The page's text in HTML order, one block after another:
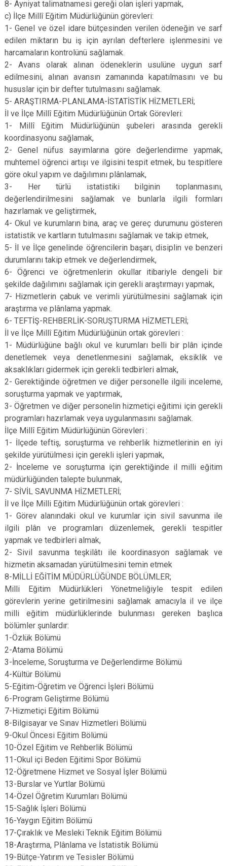
8- Ayniyat talimatnamesi gereği olan işleri yapmak,
c) İlçe Millî Eğitim Müdürlüğünün görevleri:
1- Genel ve özel idare bütçesinden verilen ödeneğin ve sarf
edilen miktarın bu iş için ayrılan defterlere işlenmesini ve
harcamaların kontrolünü sağlamak.
2- Avans olarak alınan ödeneklerin usulüne uygun sarf
edilmesini, alınan avansın zamanında kapatılmasını ve bu
hususlar için bir defter tutulmasını sağlamak.
5- ARAŞTIRMA-PLANLAMA-İSTATİSTİK HİZMETLERİ;
İl ve İlçe Millî Eğitim Müdürlüğünün Ortak Görevleri:
1- Millî Eğitim Müdürlüğünün şubeleri arasında gerekli
koordinasyonu sağlamak,
2- Genel nüfus sayımlarına göre değerlendirme yapmak,
muhtemel öğrenci artışı ve ilgisini tespit etmek, bu tespitlere
göre okul yapım ve dağılımını plânlamak,
3- Her türlü istatistiki bilginin toplanmasını,
değerlendirilmesini sağlamak ve bunlarla ilgili formları
hazırlamak ve geliştirmek,
4- Okul ve kurumların bina, araç ve gereç durumunu gösteren
istatistik ve kartların tutulmasını sağlamak ve takip etmek,
5- İl ve İlçe genelinde öğrencilerin başarı, disiplin ve benzeri
durumlarını takip etmek ve değerlendirmek,
6- Öğrenci ve öğretmenlerin okullar itibariyle dengeli bir
şekilde dağılımını sağlamak için gerekli araştırmayı yapmak,
7- Hizmetlerin çabuk ve verimli yürütülmesini sağlamak için
araştırma ve plânlama yapmak.
6- TEFTİŞ-REHBERLİK-SORUŞTURMA HİZMETLERİ;
İl ve İlçe Millî Eğitim Müdürlüğünün ortak görevleri :
1- Müdürlüğüne bağlı okul ve kurumları belli bir plân içinde
denetlemek veya denetlenmesini sağlamak, eksiklik ve
aksaklıkları gidermek için gerekli tedbirleri almak,
2- Gerektiğinde öğretmen ve diğer personelle ilgili inceleme,
soruşturma yapmak ve yaptırmak,
3- Öğretmen ve diğer personelin hizmetiçi eğitimi için gerekli
programları hazırlamak veya uygulanmasını sağlamak.
İlçe Millî Eğitim Müdürlüğünün Görevleri :
1- İlçede teftiş, soruşturma ve rehberlik hizmetlerinin en iyi
şekilde yürütülmesi için gerekli işleri yapmak,
2- İnceleme ve soruşturma için gerektiğinde il milli eğitim
müdürlüğünden talepte bulunmak,
7- SİVİL SAVUNMA HİZMETLERİ;
İl ve İlçe Milli Eğitim Müdürlüğünün ortak görevleri :
1- Görev alanındaki okul ve kurumlar için sivil savunma ile
ilgili plân ve programları düzenlemek, gerekli tespitler
yapmak ve tedbirleri almak,
2- Sivil savunma teşkilâtı ile koordinasyon sağlamak ve
hizmetin aksamadan yürütülmesini temin etmek
8-MİLLİ EĞİTİM MÜDÜRLÜĞÜNDE BÖLÜMLER;
Milli Eğitim Müdürlükleri Yönetmeliğiyle tespit edilen
görevlerin yerine getirilmesini sağlamak amacıyla il ve ilçe
milli eğitim müdürlüklerinde bulunması gereken başlıca
bölümler şunlardır:
1-Özlük Bölümü
2-Atama Bölümü
3-İnceleme, Soruşturma ve Değerlendirme Bölümü
4-Kültür Bölümü
5-Eğitim-Öğretim ve Öğrenci İşleri Bölümü
6-Program Geliştirme Bölümü
7-Hizmetiçi Eğitim Bölümü
8-Bilgisayar ve Sınav Hizmetleri Bölümü
9-Okul Öncesi Eğitim Bölümü
10-Özel Eğitim ve Rehberlik Bölümü
11-Okul içi Beden Eğitimi Spor Bölümü
12-Öğretmene Hizmet ve Sosyal İşler Bölümü
13-Burslar ve Yurtlar Bölümü
14-Özel Öğretim Kurumları Bölümü
15-Sağlık İşleri Bölümü
16-Yaygın Eğitim Bölümü
17-Çıraklık ve Mesleki Teknik Eğitim Bölümü
18-Araştırma, Plânlama ve İstatistik Bölümü
19-Bütçe-Yatırım ve Tesisler Bölümü